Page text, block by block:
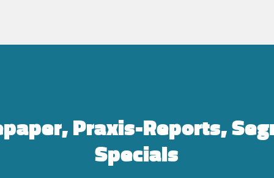
Praxis-Reports,
Specials